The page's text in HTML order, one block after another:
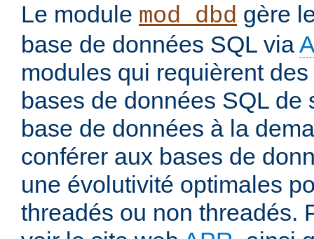
Le module mod_dbd gère
base de données SQL via
modules qui requièrent
bases de données SQL de
base de données à la
conférer aux bases de
une évolutivité optimales
threadés ou non threadés.